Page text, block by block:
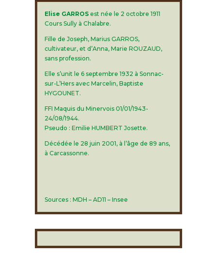
Elise GARROSest née le 2 octobre 1911
Cours Sully à Chalabre.
Fille de Joseph, Marius GARROS,
cultivateur, et d’Anna, Marie ROUZAUD,
sans profession.
Elle s’unit le 6 septembre 1932 à Sonnac-
sur-L’Hers avec Marcelin, Baptiste
HYGOUNET.
FFI Maquis du Minervois 01/01/1943-
24/08/1944.
Pseudo : Emilie HUMBERT Josette.
Décédée le 28 juin 2001, à l’âge de 89 ans,
à Carcassonne.
Sources : MDH – AD11 – Insee